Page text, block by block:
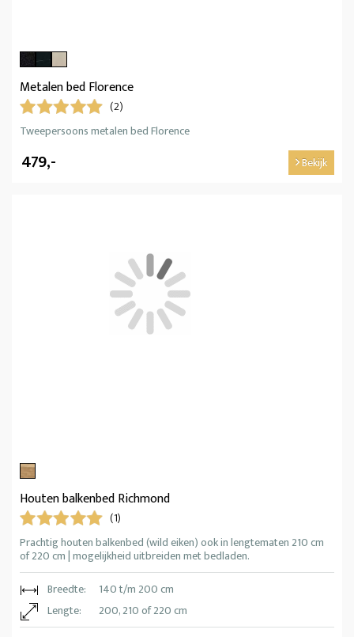
Metalen bed Florence
(2)
Tweepersoons metalen bed Florence
479,- Bekijk
Houten balkenbed Richmond
(1)
Prachtig houten balkenbed (wild eiken) ook in lengtematen 210 cm
of 220 cm | mogelijkheid uitbreiden met bedladen.
Breedte:
140 t/m 200 cm
Lengte:
200, 210 of 220 cm